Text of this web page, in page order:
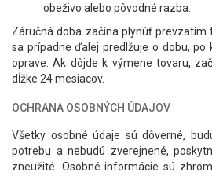
obeživo alebo pôvodné razba.
Záručná doba začína plynúť
sa prípadne ďalej predlžuje o dobu,
oprave. Ak dôjde k výmene tovaru,
dĺžke 24 mesiacov.
OCHRANA OSOBNÝCH ÚDAJOV
Všetky osobné údaje sú dôverné,
potrebu a nebudú zverejnené,
zneužité. Osobné informácie sú